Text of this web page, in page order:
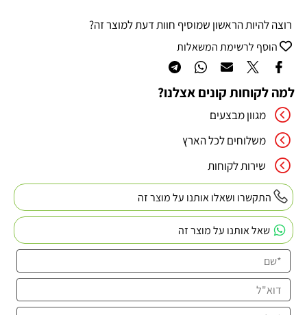
רוצה להיות הראשון שמוסיף חוות דעת למוצר זה?
הוסף לרשימת המשאלות
למה לקוחות קונים אצלנו?
מגוון מבצעים
משלוחים לכל הארץ
שירות לקוחות
התקשרו ושאלו אותנו על מוצר זה
שאל אותנו על מוצר זה